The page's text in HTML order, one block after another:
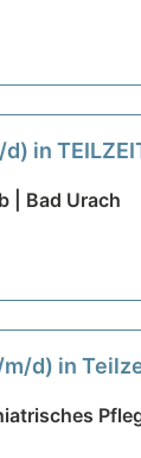
in
| Bad Urach
d) in